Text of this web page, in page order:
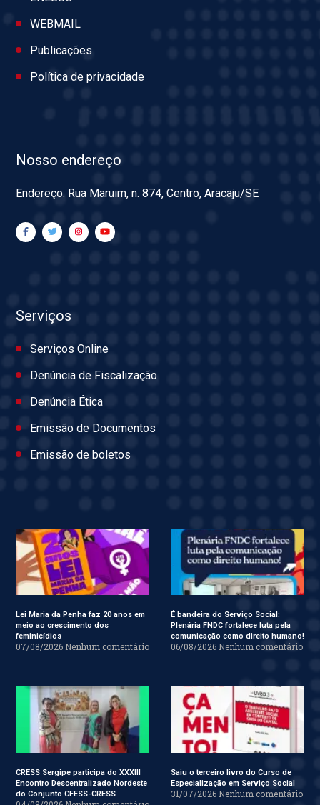
WEBMAIL
Publicações
Política de privacidade
Nosso endereço
Endereço: Rua Maruim, n. 874, Centro, Aracaju/SE
Serviços
Serviços Online
Denúncia de Fiscalização
Denúncia Ética
Emissão de Documentos
Emissão de boletos
Lei Maria da Penha faz 20 anos em
meio ao crescimento dos
feminicídios
07/08/2026 Nenhum comentário
É bandeira do Serviço Social:
Plenária FNDC fortalece luta pela
comunicação como direito humano!
06/08/2026 Nenhum comentário
CRESS Sergipe participa do XXXIII
Encontro Descentralizado Nordeste
do Conjunto CFESS-CRESS
Saiu o terceiro livro do Curso de
Especialização em Serviço Social
31/07/2026 Nenhum comentário